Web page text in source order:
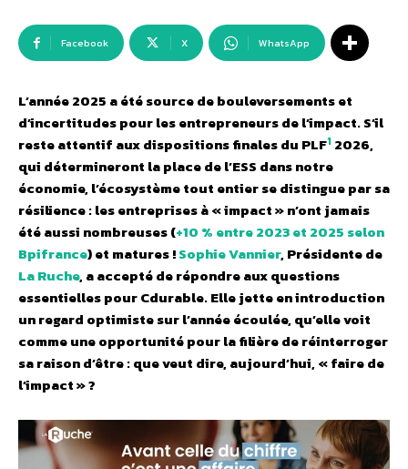
Facebook X WhatsApp
L’année 2025 a été source de bouleversements et
d’incertitudes pour les entrepreneurs de l’impact. S’il
reste attentif aux dispositions finales du PLF1 2026,
qui détermineront la place de l’ESS dans notre
économie, l’écosystème tout entier se distingue par sa
résilience : les entreprises à « impact » n’ont jamais
été aussi nombreuses (+10 % entre 2023 et 2025 selon
Bpifrance) et matures !Sophie Vannier, Présidente de
La Ruche, a accepté de répondre aux questions
essentielles pour Cdurable. Elle jette en introduction
un regard optimiste sur l’année écoulée, qu’elle voit
comme une opportunité pour la filière de réinterroger
sa raison d’être : que veut dire, aujourd’hui, « faire de
l’impact » ?